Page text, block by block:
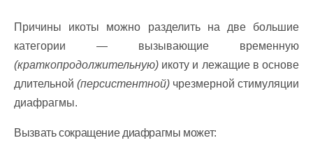
Причины икоты можно разделить на две большие
категории — вызывающие временную
(краткопродолжительную) икоту и лежащие в основе
длительной (персистентной) чрезмерной стимуляции
диафрагмы.
Вызвать сокращение диафрагмы может: